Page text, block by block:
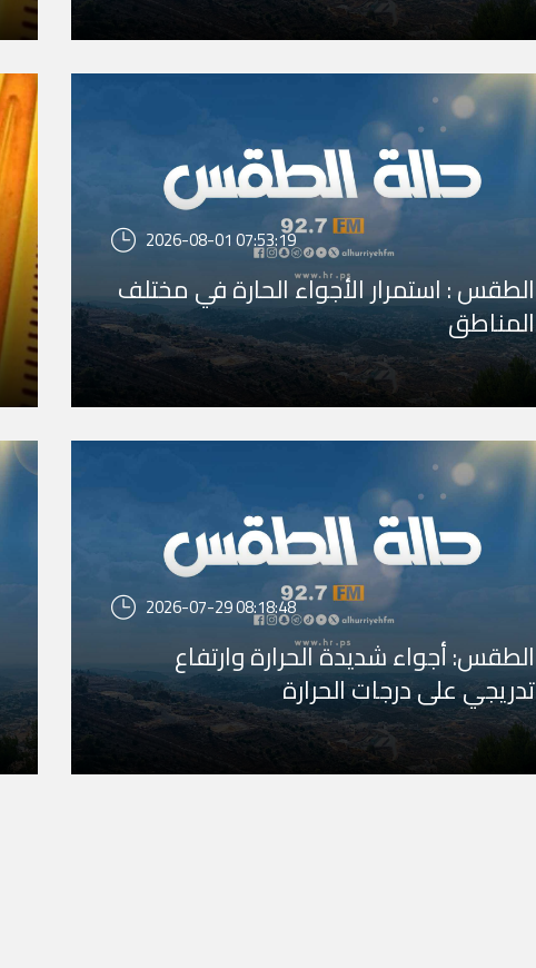
2026-08-01 07:53:19
الطقس : استمرار الأجواء الحارة في مختلف
المناطق
2026-07-29 08:18:48
الطقس: أجواء شديدة الحرارة وارتفاع
تدريجي على درجات الحرارة